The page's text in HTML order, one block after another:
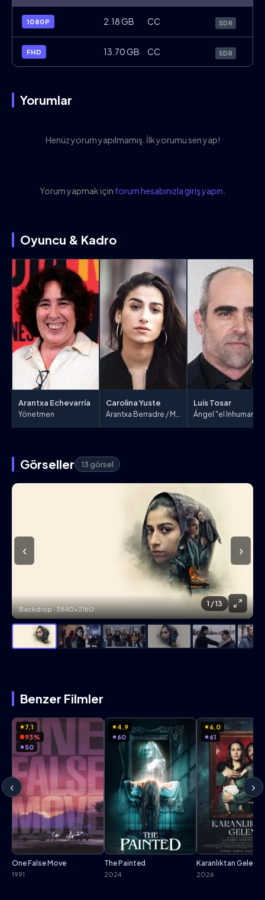
1080P 2.18 GB CC SDR
FHD 13.70 GB CC SDR
Yorumlar
Henüz yorum yapılmamış. İlk yorumu sen yap!
Yorum yapmak için forum hesabınızla giriş yapın
Oyuncu & Kadro
Arantxa Echevarría
Yönetmen
Carolina Yuste Luis Tosar
Ángel "el Inhumano"
Görseller 13 görsel
‹
Backdrop · 3840×2160
›
1 / 13
Benzer Filmler
‹
7.1
93%
50
One False Move
1991
4.9
60
The Painted
2024
6.0
61
Karanlıktan Gelen
2026
›